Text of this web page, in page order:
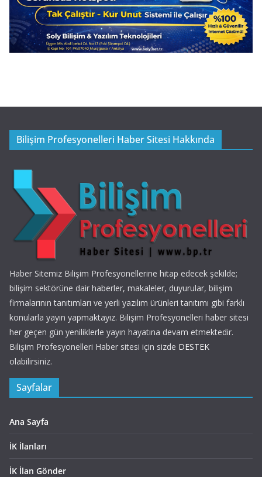
Bilişim Profesyonelleri Haber Sitesi Hakkında
Haber Sitemiz Bilişim Profesyonellerine hitap edecek şekilde;
bilişim sektörüne dair haberler, makaleler, duyurular, bilişim
firmalarının tanıtımları ve yerli yazılım ürünleri tanıtımı gibi farklı
konularla yayın yapmaktayız. Bilişim Profesyonelleri haber sitesi
her geçen gün yeniliklerle yayın hayatına devam etmektedir.
Bilişim Profesyonelleri Haber sitesi için sizde DESTEK
olabilirsiniz.
Sayfalar
Ana Sayfa
İK İlanları
İK İlan Gönder